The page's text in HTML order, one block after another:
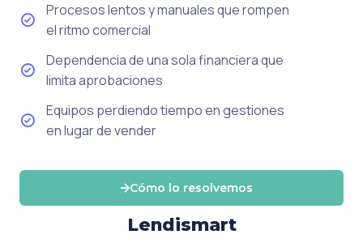
Procesos lentos y manuales que rompen
el ritmo comercial
Dependencia de una sola financiera que
limita aprobaciones
Equipos perdiendo tiempo en gestiones
en lugar de vender
Cómo lo resolvemos
Lendismart